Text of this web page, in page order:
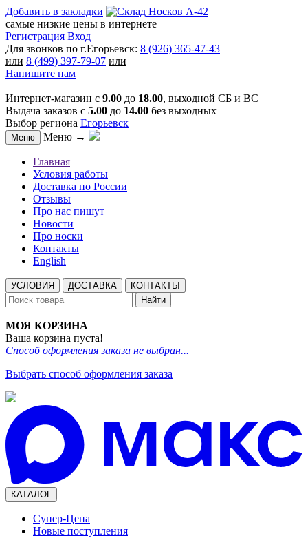
Добавить в закладки
самые низкие цены в интернете
Регистрация Вход
Для звонков по г.Егорьевск: 8 (926) 365-47-43
или 8 (499) 397-79-07 или
Напишите нам
Интернет-магазин с 9.00 до 18.00, выходной СБ и ВС
Выдача заказов с 5.00 до 14.00 без выходных
Выбор региона Егорьевск
Меню Меню →
Главная
Условия работы
Доставка по России
Отзывы
Про нас пишут
Новости
Про носки
Контакты
English
УСЛОВИЯ ДОСТАВКА
КОНТАКТЫ
Найти
МОЯ КОРЗИНА
Ваша корзина пуста!
Способ оформления заказа не выбран...
Выбрать способ оформления заказа
КАТАЛОГ
Супер-Цена
Новые поступления